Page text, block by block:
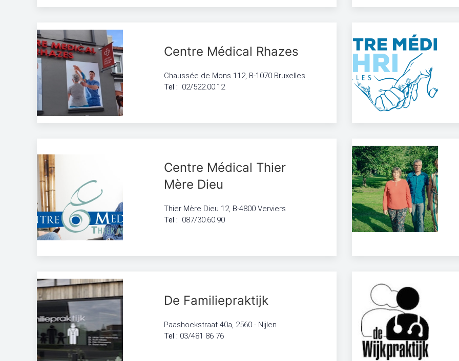
Centre Médical Rhazes
Chaussée de Mons 112, B-1070 Bruxelles
Tel : 02/522.00.12
Centre Médical Thier
Mère Dieu
Thier Mère Dieu 12, B-4800 Verviers
Tel : 087/30.60.90
De Familiepraktijk
Paashoekstraat 40a, 2560 - Nijlen
Tel : 03/481 86 76